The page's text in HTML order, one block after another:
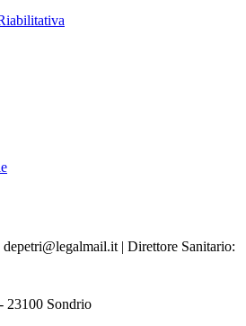
| Direttore Sanitario:
23100 Sondrio